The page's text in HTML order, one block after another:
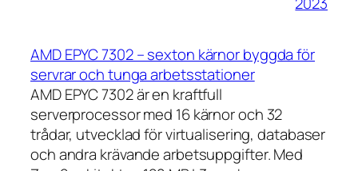
AMD EPYC 7302 – sexton kärnor byggda för
servrar och tunga arbetsstationer
AMD EPYC 7302 är en kraftfull
serverprocessor med 16 kärnor och 32
trådar, utvecklad för virtualisering, databaser
och andra krävande arbetsuppgifter. Med